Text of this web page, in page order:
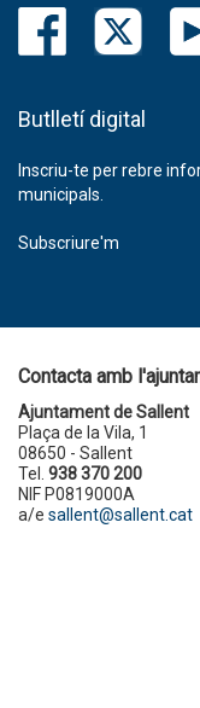
Butlletí digital
Inscriu-te per rebre
municipals.
Subscriure'm
Contacta amb
Ajuntament de Sallent
Plaça de la Vila, 1
08650 - Sallent
Tel. 938 370 200
NIF P0819000A
a/e sallent@sallent.cat